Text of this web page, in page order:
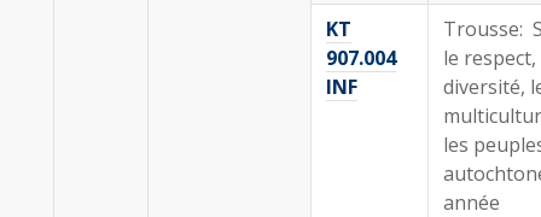
KT
907.004
INF
Trousse:
le respect,
diversité,
les
année